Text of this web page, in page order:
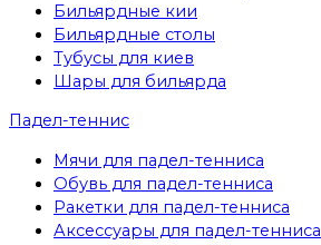
Бильярдные кии
Бильярдные столы
Тубусы для киев
Шары для бильярда
Падел-теннис
Мячи для падел-тенниса
Обувь для падел-тенниса
Ракетки для падел-тенниса
Аксессуары для падел-тенниса